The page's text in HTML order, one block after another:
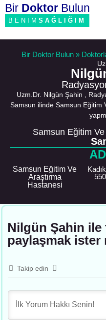
Bir Doktor Bulun
BENİM SAĞLIĞIM
Bir Doktor Bulun »
Uzm.Dr. Nilgün Şahin ,
Samsun ilinde Samsun Eğitim
Samsun Eğitim
Samsun Eğitim Ve
Araştırma
Hastanesi
Nilgün Şahin
paylaşmak ister
Takip edin